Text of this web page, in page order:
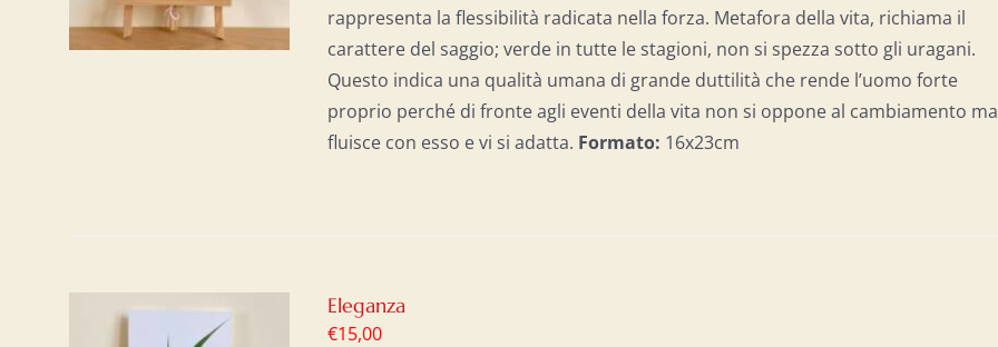
rappresenta la flessibilità radicata nella forza. Metafora della vita, richiama il
carattere del saggio; verde in tutte le stagioni, non si spezza sotto gli uragani.
Questo indica una qualità umana di grande duttilità che rende l’uomo forte
proprio perché di fronte agli eventi della vita non si oppone al cambiamento ma
fluisce con esso e vi si adatta. Formato: 16x23cm
Eleganza
€15,00